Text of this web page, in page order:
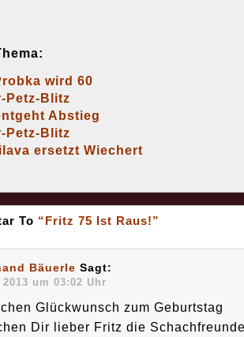
wird 60
Petz-Blitz
Abstieg
Petz-Blitz
ersetzt Wiechert
To “Fritz 75 Ist Raus!”
Bäuerle Sagt:
2013 um 03:02 Uhr
Glückwunsch zum Geburtstag
Dir lieber Fritz die